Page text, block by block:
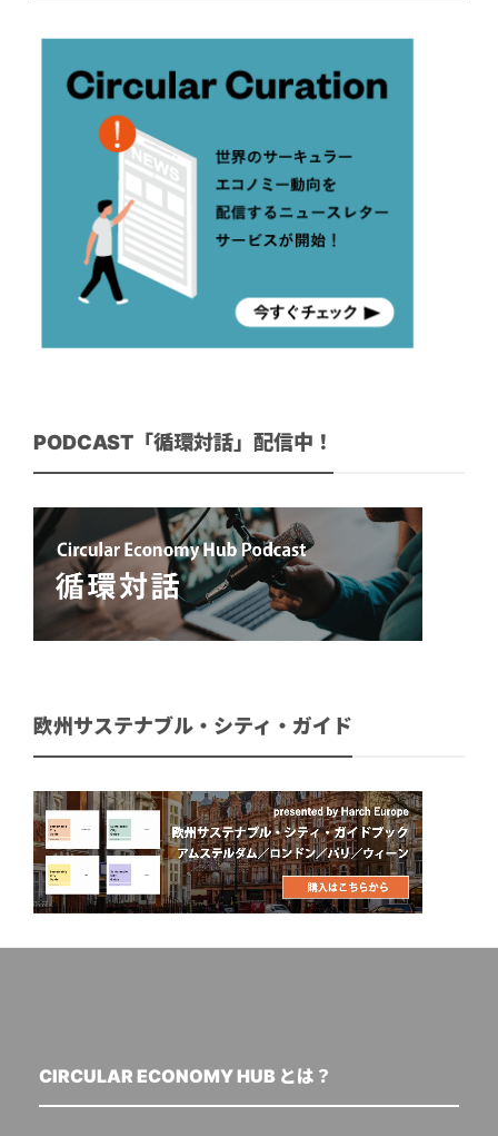
PODCAST「循環対話」配信中！
欧州サステナブル・シティ・ガイド
CIRCULAR ECONOMY HUB とは？